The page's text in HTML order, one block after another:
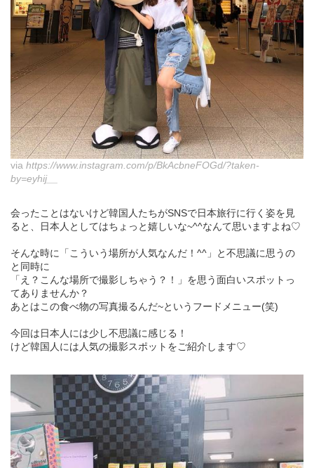
via https://www.instagram.com/p/BkAcbneFOGd/?taken-
by=eyhij__
会ったことはないけど韓国人たちがSNSで日本旅行に行く姿を見
ると、日本人としてはちょっと嬉しいな~^^なんて思いますよね♡
そんな時に「こういう場所が人気なんだ！^^」と不思議に思うの
と同時に
「え？こんな場所で撮影しちゃう？！」を思う面白いスポットっ
てありませんか？
あとはこの食べ物の写真撮るんだ~というフードメニュー(笑)
今回は日本人には少し不思議に感じる！
けど韓国人には人気の撮影スポットをご紹介します♡